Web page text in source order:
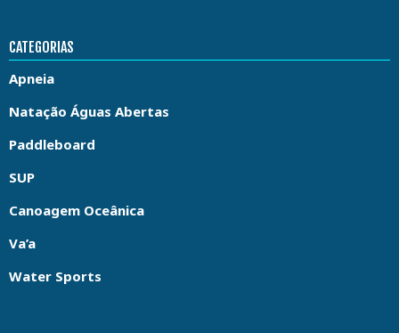
CATEGORIAS
Apneia
Natação Águas Abertas
Paddleboard
SUP
Canoagem Oceânica
Va’a
Water Sports